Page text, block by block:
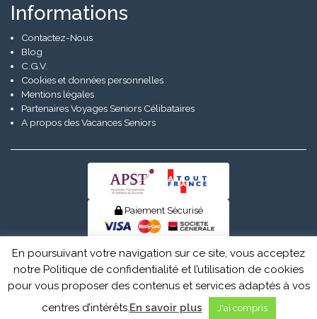
Informations
Contactez-Nous
Blog
C.G.V.
Cookies et données personnelles
Mentions légales
Partenaires Voyages Seniors Célibataires
A propos des Vacances Seniors
Paiement Sécurisé
© Senior Evad 2026
En poursuivant votre navigation sur ce site, vous acceptez
notre Politique de confidentialité et l’utilisation de cookies
pour vous proposer des contenus et services adaptés à vos
centres d’intérêts.En savoir plus J'ai compris